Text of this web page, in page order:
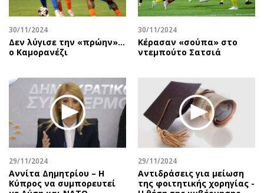
30/11/2024
Δεν λύγισε την «πρώην»…
ο Καμορανέζι
30/11/2024
Κέρασαν «σούπα» στο
ντεμπούτο Σατσιά
29/11/2024
Αννίτα Δημητρίου – Η
Κύπρος να συμπορευτεί
29/11/2024
Αντιδράσεις για μείωση
της φοιτητικής χορηγίας -